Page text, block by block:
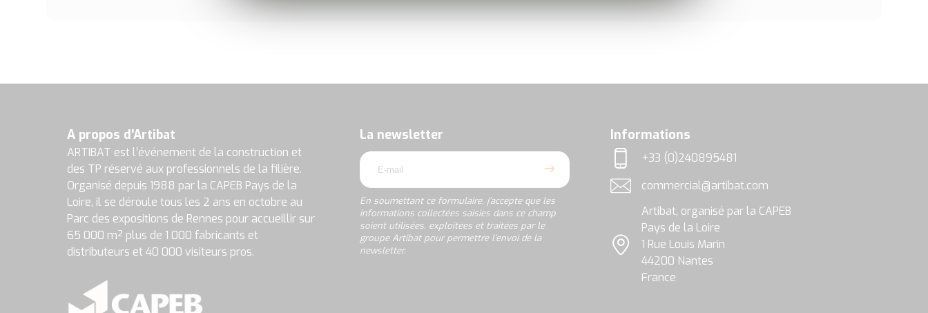
A propos d'Artibat
ARTIBAT est l’événement de la construction et
des TP réservé aux professionnels de la filière.
Organisé depuis 1988 par la CAPEB Pays de la
Loire, il se déroule tous les 2 ans en octobre au
Parc des expositions de Rennes pour accueillir sur
65 000 m² plus de 1 000 fabricants et
distributeurs et 40 000 visiteurs pros.
La newsletter
email
En soumettant ce formulaire, j’accepte que les
informations collectées saisies dans ce champ
soient utilisées, exploitées et traitées par le
groupe Artibat pour permettre l’envoi de la
newsletter.
formulaire,
que
les
saisies
dans
ce
champ
soient
Informations
Téléphone
+33 (0)240895481
Adresse email
commercial@artibat.com
Localisation
Artibat, organisé par la CAPEB
Pays de la Loire
1 Rue Louis Marin
44200 Nantes
France